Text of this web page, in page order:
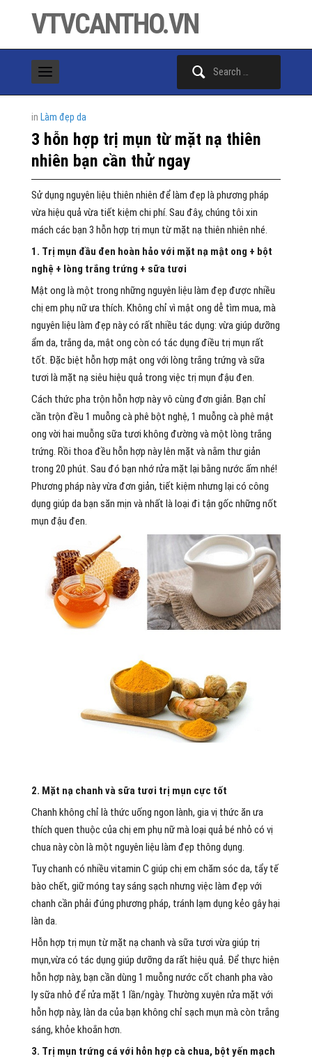
VTVCANTHO.VN
in Làm đẹp da
3 hỗn hợp trị mụn từ mặt nạ thiên
nhiên bạn cần thử ngay
Sử dụng nguyên liệu thiên nhiên để làm đẹp là phương pháp
vừa hiệu quả vừa tiết kiệm chi phí. Sau đây, chúng tôi xin
mách các bạn 3 hỗn hợp trị mụn từ mặt nạ thiên nhiên nhé.
1. Trị mụn đầu đen hoàn hảo với mặt nạ mật ong + bột
nghệ + lòng trắng trứng + sữa tươi
Mật ong là một trong những nguyên liệu làm đẹp được nhiều
chị em phụ nữ ưa thích. Không chỉ vì mật ong dễ tìm mua, mà
nguyên liệu làm đẹp này có rất nhiều tác dụng: vừa giúp dưỡng
ẩm da, trắng da, mật ong còn có tác dụng điều trị mụn rất
tốt. Đặc biệt hỗn hợp mật ong với lòng trắng trứng và sữa
tươi là mặt nạ siêu hiệu quả trong việc trị mụn đậu đen.
Cách thức pha trộn hỗn hợp này vô cùng đơn giản. Bạn chỉ
cần trộn đều 1 muỗng cà phê bột nghệ, 1 muỗng cà phê mật
ong vời hai muỗng sữa tươi không đường và một lòng trắng
trứng. Rồi thoa đều hỗn hợp này lên mặt và nằm thư giản
trong 20 phút. Sau đó bạn nhớ rửa mặt lại bằng nước ấm nhé!
Phương pháp này vừa đơn giản, tiết kiệm nhưng lại có công
dụng giúp da bạn săn mịn và nhất là loại đi tận gốc những nốt
mụn đậu đen.
2. Mặt nạ chanh và sữa tươi trị mụn cực tốt
Chanh không chỉ là thức uống ngon lành, gia vị thức ăn ưa
thích quen thuộc của chị em phụ nữ mà loại quả bé nhỏ có vị
chua này còn là một nguyên liệu làm đẹp thông dụng.
Tuy chanh có nhiều vitamin C giúp chị em chăm sóc da, tẩy tế
bào chết, giữ móng tay sáng sạch nhưng việc làm đẹp với
chanh cần phải đúng phương pháp, tránh lạm dụng kẻo gây hại
làn da.
Hỗn hợp trị mụn từ mặt nạ chanh và sữa tươi vừa giúp trị
mụn,vừa có tác dụng giúp dưỡng da rất hiệu quả. Để thực hiện
hỗn hợp này, bạn cần dùng 1 muỗng nước cốt chanh pha vào
ly sữa nhỏ để rửa mặt 1 lần/ngày. Thường xuyên rửa mặt với
hỗn hợp này, làn da của bạn không chỉ sạch mụn mà còn trắng
sáng, khỏe khoắn hơn.
3. Trị mụn trứng cá với hỗn hợp cà chua, bột yến mạch